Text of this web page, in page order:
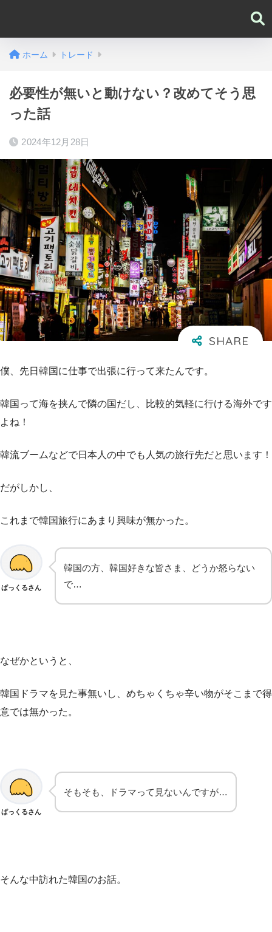
ホーム トレード
必要性が無いと動けない？改めてそう思
った話
2024年12月28日
僕、先日韓国に仕事で出張に行って来たんです。
韓国って海を挟んで隣の国だし、比較的気軽に行ける海外です
よね！
韓流ブームなどで日本人の中でも人気の旅行先だと思います！
だがしかし、
これまで韓国旅行にあまり興味が無かった。
ぱっくるさん
韓国の方、韓国好きな皆さま、どうか怒らない
で…
なぜかというと、
韓国ドラマを見た事無いし、めちゃくちゃ辛い物がそこまで得
意では無かった。
ぱっくるさん
そもそも、ドラマって見ないんですが…
そんな中訪れた韓国のお話。